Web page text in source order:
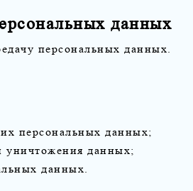
данных
персональных данных.
персональных данных;
уничтожения данных;
данных.